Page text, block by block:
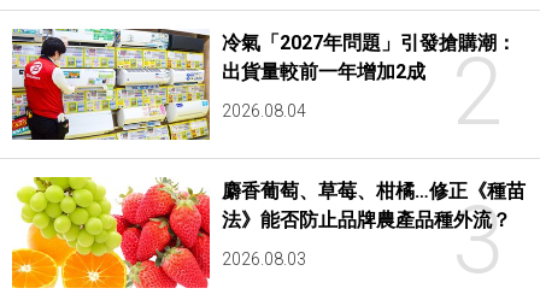
2
冷氣「2027年問題」引發搶購潮：
出貨量較前一年增加2成
2026.08.04
3
麝香葡萄、草莓、柑橘…修正《種苗
法》能否防止品牌農產品種外流？
2026.08.03